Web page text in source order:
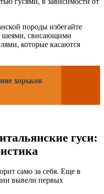
породы избегайте
шеями, свисающими
которые касаются
хорьков
гуси:
само за себя. Еще в
вывели первых